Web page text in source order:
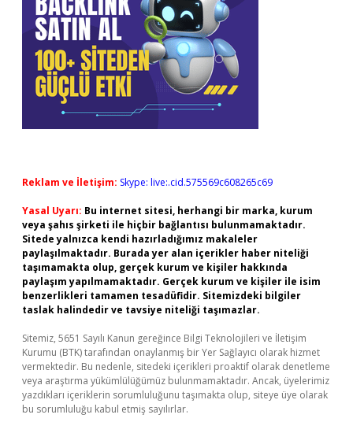
Reklam ve İletişim: Skype: live:.cid.575569c608265c69
Yasal Uyarı: Bu internet sitesi, herhangi bir marka, kurum
veya şahıs şirketi ile hiçbir bağlantısı bulunmamaktadır.
Sitede yalnızca kendi hazırladığımız makaleler
paylaşılmaktadır. Burada yer alan içerikler haber niteliği
taşımamakta olup, gerçek kurum ve kişiler hakkında
paylaşım yapılmamaktadır. Gerçek kurum ve kişiler ile isim
benzerlikleri tamamen tesadüfidir. Sitemizdeki bilgiler
taslak halindedir ve tavsiye niteliği taşımazlar.
Sitemiz, 5651 Sayılı Kanun gereğince Bilgi Teknolojileri ve İletişim
Kurumu (BTK) tarafından onaylanmış bir Yer Sağlayıcı olarak hizmet
vermektedir. Bu nedenle, sitedeki içerikleri proaktif olarak denetleme
veya araştırma yükümlülüğümüz bulunmamaktadır. Ancak, üyelerimiz
yazdıkları içeriklerin sorumluluğunu taşımakta olup, siteye üye olarak
bu sorumluluğu kabul etmiş sayılırlar.